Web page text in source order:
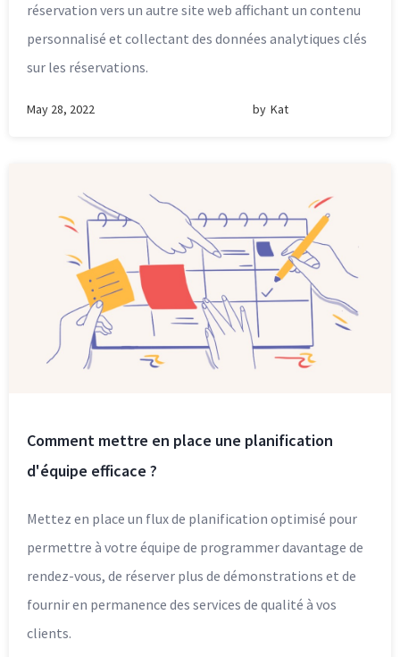
réservation vers un autre site web affichant un contenu
personnalisé et collectant des données analytiques clés
sur les réservations.
May 28, 2022 by Kat
Comment mettre en place une planification
d'équipe efficace ?
Mettez en place un flux de planification optimisé pour
permettre à votre équipe de programmer davantage de
rendez-vous, de réserver plus de démonstrations et de
fournir en permanence des services de qualité à vos
clients.